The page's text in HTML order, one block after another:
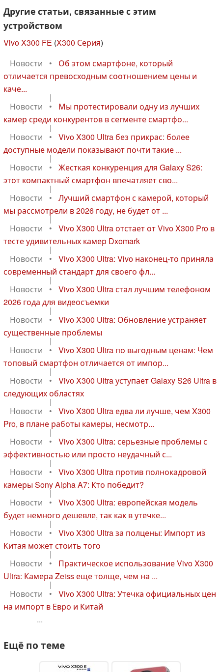
Другие статьи, связанные с этим
устройством
Vivo X300 FE (X300 Серия)
Новости
•
Об этом смартфоне, который
отличается превосходным соотношением цены и
каче...
|
Новости
•
Мы протестировали одну из лучших
камер среди конкурентов в сегменте смартфо...
|
Новости
•
Vivo X300 Ultra без прикрас: более
доступные модели показывают почти такие ...
|
Новости
•
Жесткая конкуренция для Galaxy S26:
этот компактный смартфон впечатляет сво...
|
Новости
•
Лучший смартфон с камерой, который
мы рассмотрели в 2026 году, не будет от ...
|
Новости
•
Vivo X300 Ultra отстает от Vivo X300 Pro в
тесте удивительных камер Dxomark
|
Новости
•
Vivo X300 Ultra: Vivo наконец-то приняла
современный стандарт для своего фл...
|
Новости
•
Vivo X300 Ultra стал лучшим телефоном
2026 года для видеосъемки
|
Новости
•
Vivo X300 Ultra: Обновление устраняет
существенные проблемы
|
Новости
•
Vivo X300 Ultra по выгодным ценам: Чем
топовый смартфон отличается от импор...
|
Новости
•
Vivo X300 Ultra уступает Galaxy S26 Ultra в
следующих областях
|
Новости
•
Vivo X300 Ultra едва ли лучше, чем X300
Pro, в плане работы камеры, несмотр...
|
Новости
•
Vivo X300 Ultra: серьезные проблемы с
эффективностью или просто неудачный с...
|
Новости
•
Vivo X300 Ultra против полнокадровой
камеры Sony Alpha A7: Кто победит?
|
Новости
•
Vivo X300 Ultra: европейская модель
будет немного дешевле, так как в утечке...
|
Новости
•
Vivo X300 Ultra за полцены: Импорт из
Китая может стоить того
|
Новости
•
Практическое использование Vivo X300
Ultra: Камера Zeiss еще толще, чем на ...
|
Новости
•
Vivo X300 Ultra: Утечка официальных цен
на импорт в Евро и Китай
...
Ещё по теме